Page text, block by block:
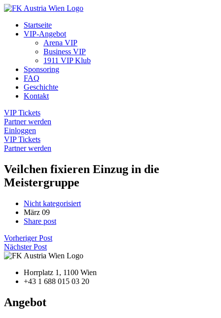
Startseite
VIP-Angebot
Arena VIP
Business VIP
1911 VIP Klub
Sponsoring
FAQ
Geschichte
Kontakt
VIP Tickets
Partner werden
Einloggen
VIP Tickets
Partner werden
Veilchen fixieren Einzug in die
Meistergruppe
Nicht kategorisiert
März 09
Share post
Vorheriger Post
Nächster Post
Horrplatz 1, 1100 Wien
+43 1 688 015 03 20
Angebot